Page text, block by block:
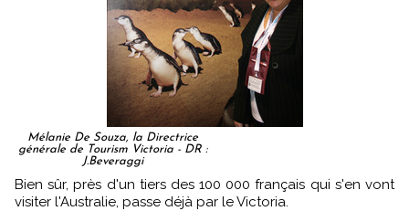
Mélanie De Souza, la Directrice
générale de Tourism Victoria - DR :
J.Beveraggi
Bien sûr, près d'un tiers des 100 000 français qui s'en vont
visiter l'Australie, passe déjà par le Victoria.